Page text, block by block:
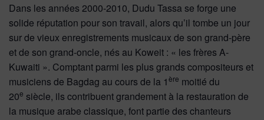
Dans les années 2000-2010, Dudu Tassa se forge une
solide réputation pour son travail, alors qu’il tombe un jour
sur de vieux enregistrements musicaux de son grand-père
et de son grand-oncle, nés au Koweit : « les frères A-
Kuwaiti ». Comptant parmi les plus grands compositeurs et
musiciens de Bagdag au cours de la 1ère moitié du
20e siècle, ils contribuent grandement à la restauration de
la musique arabe classique, font partie des chanteurs